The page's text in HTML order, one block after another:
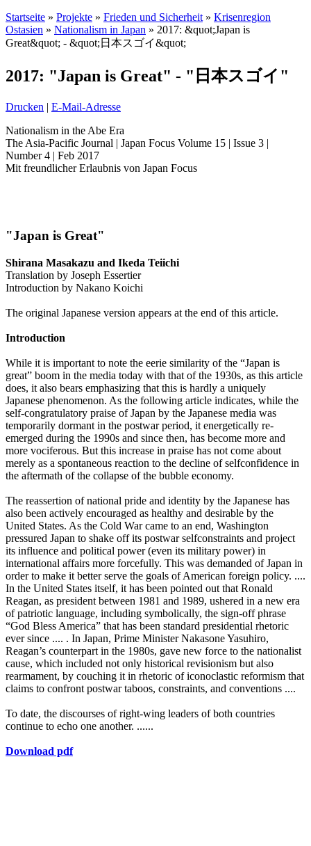
Startseite » Projekte » Frieden und Sicherheit » Krisenregion
Ostasien » Nationalism in Japan » 2017: &quot;Japan is
Great&quot; - &quot;日本スゴイ&quot;
2017: "Japan is Great" - "日本スゴイ"
Drucken | E-Mail-Adresse
Nationalism in the Abe Era
The Asia-Pacific Journal | Japan Focus Volume 15 | Issue 3 |
Number 4 | Feb 2017
Mit freundlicher Erlaubnis von Japan Focus
"Japan is Great"
Shirana Masakazu and Ikeda Teiichi
Translation by Joseph Essertier
Introduction by Nakano Koichi
The original Japanese version appears at the end of this article.
Introduction
While it is important to note the eerie similarity of the “Japan is
great” boom in the media today with that of the 1930s, as this article
does, it also bears emphasizing that this is hardly a uniquely
Japanese phenomenon. As the following article indicates, while the
self-congratulatory praise of Japan by the Japanese media was
temporarily dormant in the postwar period, it energetically re-
emerged during the 1990s and since then, has become more and
more vociferous. But this increase in praise has not come about
merely as a spontaneous reaction to the decline of selfconfidence in
the aftermath of the collapse of the bubble economy.
The reassertion of national pride and identity by the Japanese has
also been actively encouraged as healthy and desirable by the
United States. As the Cold War came to an end, Washington
pressured Japan to shake off its postwar selfconstraints and project
its influence and political power (even its military power) in
international affairs more forcefully. This was demanded of Japan in
order to make it better serve the goals of American foreign policy. ....
In the United States itself, it has been pointed out that Ronald
Reagan, as president between 1981 and 1989, ushered in a new era
of patriotic language, including symbolically, the sign-off phrase
“God Bless America” that has been standard presidential rhetoric
ever since .... . In Japan, Prime Minister Nakasone Yasuhiro,
Reagan’s counterpart in the 1980s, gave new force to the nationalist
cause, which included not only historical revisionism but also
rearmament, by couching it in rhetoric of iconoclastic reformism that
claims to confront postwar taboos, constraints, and conventions ....
To date, the discourses of right-wing leaders of both countries
continue to echo one another. ......
Download pdf